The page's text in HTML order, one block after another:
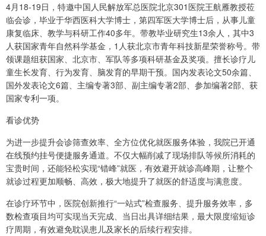
4月18-19日，特邀中国人民解放军总医院北京301医院王航雁教授莅
临会诊，毕业于华西医科大学博士，第四军医大学博士后，从事儿童
康复临床、教学与科研工作40多年。带教毕业研究生13余人，其中3
人获国家青年自然科学基金，1人获北京市青年科技新星荣誉称号。带
领课题组获国家、北京市、军队等多项科研基金及奖项。擅长诊疗儿
童生长发育、行为发育、脑发育的早期干预。国内发表论文50余篇、
国外发表论文6篇、主编专著3部、副主编专著2部、参加编著2部、获
国家专利一项。
看诊优势
为进一步提升会诊筛查效率、全方位优化就医服务体验，我院已开通
在线预约挂号便捷服务通道。不仅大幅削减了现场排队等候所消耗的
宝贵时间，还能轻松实现“错峰”就医，有效避开就诊高峰期，让整个
就诊过程更加顺畅、高效，极大地提升了就医的舒适度与满意度。
在诊疗环节中，医院创新推行“一站式”检查服务、提升服务效率，多
数检查项目均可实现当天完成、当日出具详细结果，最大限度缩短诊
疗周期，有效避免耽误患儿及家长的后续行程安排。